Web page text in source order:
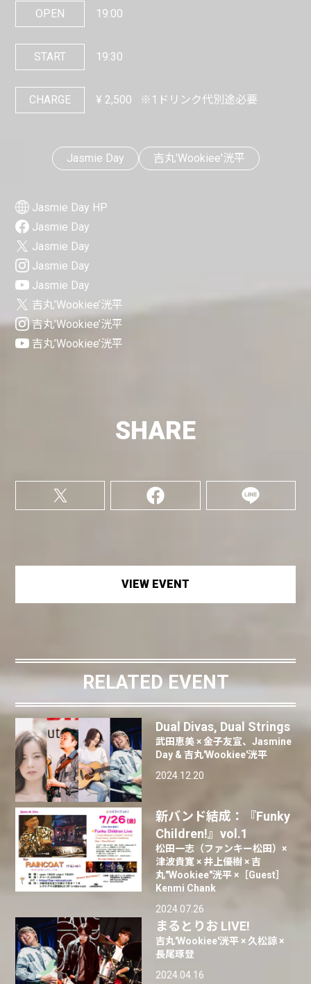
OPEN 19:00
START 19:30
CHARGE ¥ 2,500 ※1ドリンク代別途必要
Jasmie Day 吉丸'Wookiee'洸平
Jasmie Day HP
Jasmie Day
Jasmie Day
Jasmie Day
Jasmie Day
吉丸’Wookiee’洸平
吉丸’Wookiee’洸平
吉丸’Wookiee’洸平
SHARE
VIEW EVENT
RELATED EVENT
Dual Divas, Dual Strings
武田恵美 × 金子友宣、Jasmine
Day & 吉丸'Wookiee'洸平
2024.12.20
新バンド結成：『Funky
Children!』vol.1
松田一志（ファンキー松田）×
津波貴寛 × 井上優樹 × 吉
丸"Wookiee"洸平 ×［Guest］
Kenmi Chank
2024.07.26
まるとりお LIVE!
吉丸'Wookiee'洸平 × 久松諒 ×
長尾琢登
2024.04.16